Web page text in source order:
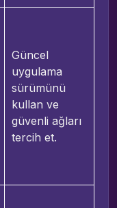
Güncel
uygulama
sürümünü
kullan ve
güvenli ağları
tercih et.